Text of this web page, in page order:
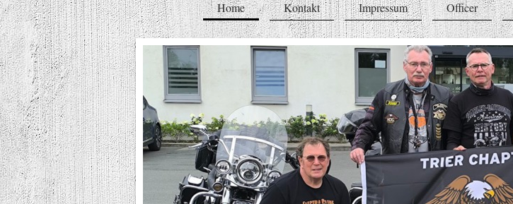
Home Kontakt Impressum Officer